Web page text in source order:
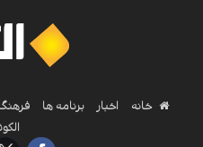
خانه اخبار برنامه ها